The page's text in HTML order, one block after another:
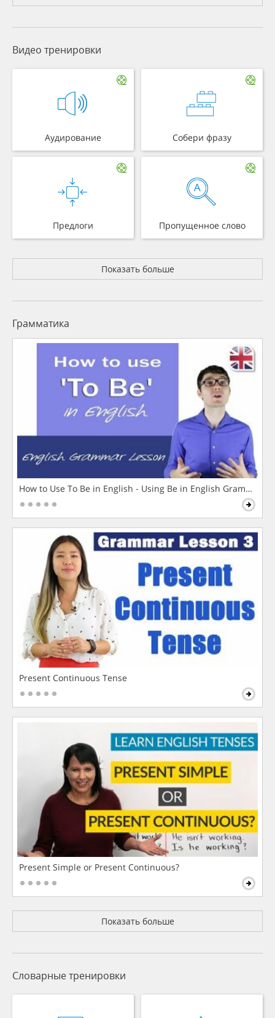
Видео тренировки
Аудирование Собери фразу
Предлоги Пропущенное слово
Показать больше
Грамматика
How to Use To Be in English - Using Be in English Grammar
Present Continuous Tense
Present Simple or Present Continuous?
Показать больше
Словарные тренировки